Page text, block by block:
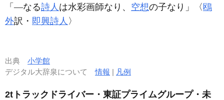
「―なる詩人 は水彩画師なり、 空想の子なり」〈鴎
外訳・ 即興詩人 〉
出典 小学館
デジタル大辞泉について情報 | 凡例
2tトラックドライバー・東証プライムグループ・未